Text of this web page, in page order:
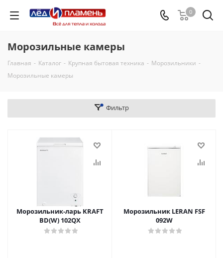
0
Морозильные камеры
Главная - Каталог - Крупная бытовая техника - Морозильники -
Морозильные камеры
Фильтр
Морозильник-ларь KRAFT
BD(W) 102QX
Морозильник LERAN FSF
092W